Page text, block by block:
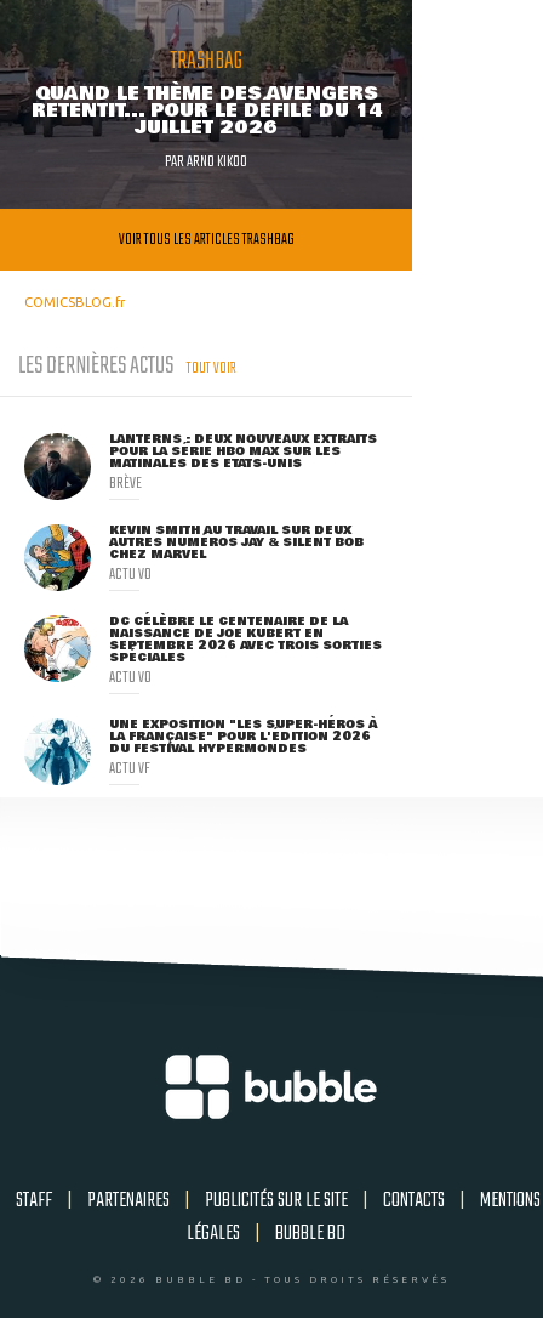
TRASHBAG
QUAND LE THÈME DES AVENGERS
RETENTIT... POUR LE DÉFILÉ DU 14
JUILLET 2026
PARARNO KIKOO
VOIR TOUS LES ARTICLES TRASHBAG
COMICSBLOG.fr
LES DERNIÈRES ACTUS TOUT VOIR
LANTERNS : DEUX NOUVEAUX EXTRAITS
POUR LA SÉRIE HBO MAX SUR LES
MATINALES DES ETATS-UNIS
BRÈVE
KEVIN SMITH AU TRAVAIL SUR DEUX
AUTRES NUMÉROS JAY & SILENT BOB
CHEZ MARVEL
ACTU VO
DC CÉLÈBRE LE CENTENAIRE DE LA
NAISSANCE DE JOE KUBERT EN
SEPTEMBRE 2026 AVEC TROIS SORTIES
SPÉCIALES
ACTU VO
UNE EXPOSITION "LES SUPER-HÉROS À
LA FRANÇAISE" POUR L'ÉDITION 2026
DU FESTIVAL HYPERMONDES
ACTU VF
STAFF | PARTENAIRES | PUBLICITÉS SUR LE SITE | CONTACTS | MENTIONS
LÉGALES | BUBBLE BD
© 2026 BUBBLE BD - TOUS DROITS RÉSERVÉS